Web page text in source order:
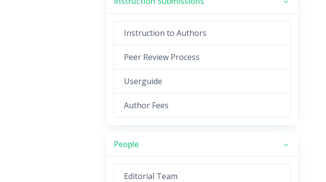
Instruction to Authors
Peer Review Process
Userguide
Author Fees
People
Editorial Team